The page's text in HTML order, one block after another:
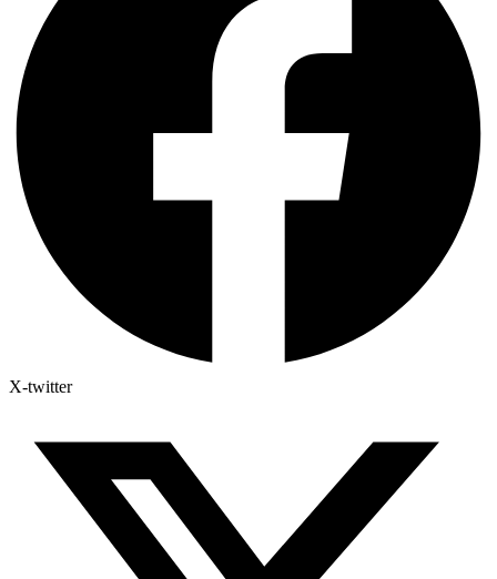
X-twitter